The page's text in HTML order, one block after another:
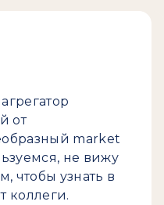
от
market
не вижу
чтобы узнать в
коллеги.